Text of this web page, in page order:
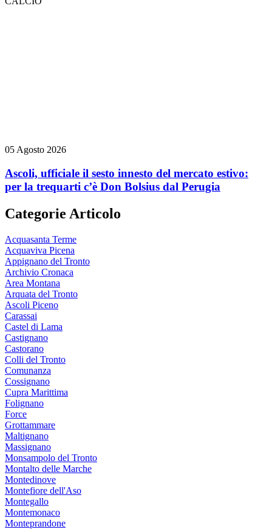
05 Agosto 2026
Ascoli, ufficiale il sesto innesto del mercato estivo:
per la trequarti c’è Don Bolsius dal Perugia
Categorie Articolo
Acquasanta Terme
Acquaviva Picena
Appignano del Tronto
Archivio Cronaca
Area Montana
Arquata del Tronto
Ascoli Piceno
Carassai
Castel di Lama
Castignano
Castorano
Colli del Tronto
Comunanza
Cossignano
Cupra Marittima
Folignano
Force
Grottammare
Maltignano
Massignano
Monsampolo del Tronto
Montalto delle Marche
Montedinove
Montefiore dell'Aso
Montegallo
Montemonaco
Monteprandone